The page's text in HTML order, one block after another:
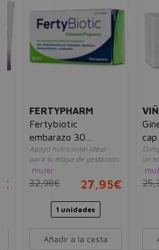
FERTYPHARM
Fertybiotic
embarazo 30
capsulas
Apoyo nutricional ideal
para tu etapa de gestación.
mujer
32,98€ 27,95€
1 unidades
Añadir a la cesta
cap
un